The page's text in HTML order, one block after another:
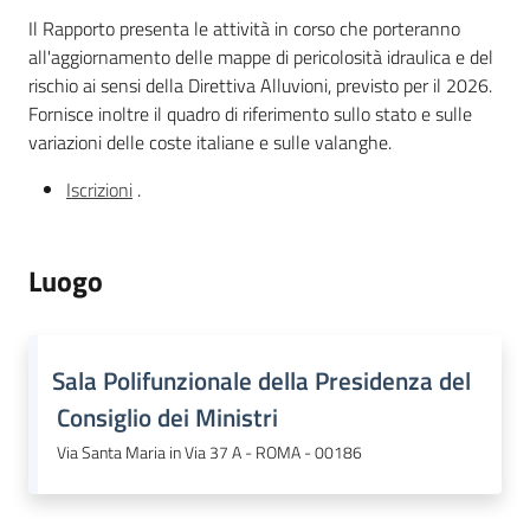
Newsletter
Seguici
su
Regione
Emilia-
Romagna
Regione
Il Rapporto presenta le attività in corso che porteranno
all'aggiornamento delle mappe di pericolosità idraulica e del
rischio ai sensi della Direttiva Alluvioni, previsto per il 2026.
Fornisce inoltre il quadro di riferimento sullo stato e sulle
variazioni delle coste italiane e sulle valanghe.
Iscrizioni .
Luogo
Sala Polifunzionale della Presidenza del
Consiglio dei Ministri
Via Santa Maria in Via 37 A - ROMA - 00186